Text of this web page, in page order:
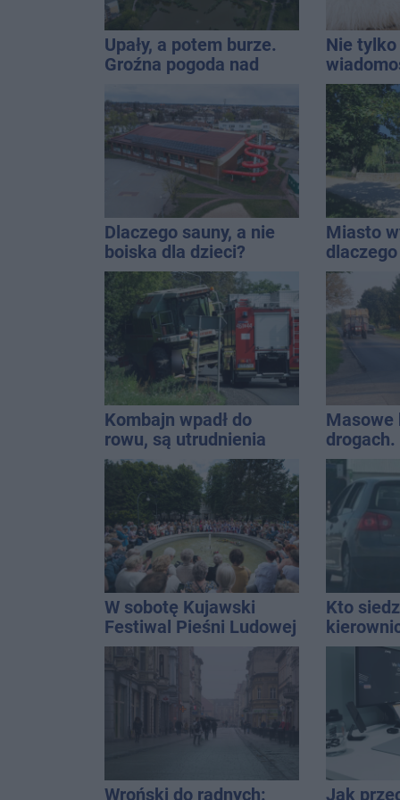
Upały, a potem burze.
Groźna pogoda nad
Nie
mądrze
telewizji,
bieżąco,
Dlaczego sauny, a nie
boiska dla dzieci?
Ratusz odpowiada
Miasto
w
nieprawda
Kombajn wpadł do
rowu, są utrudnienia
Masowe
W sobotę Kujawski
Festiwal Pieśni Ludowej
Kto
Kierowca
Wroński do radnych: Jak